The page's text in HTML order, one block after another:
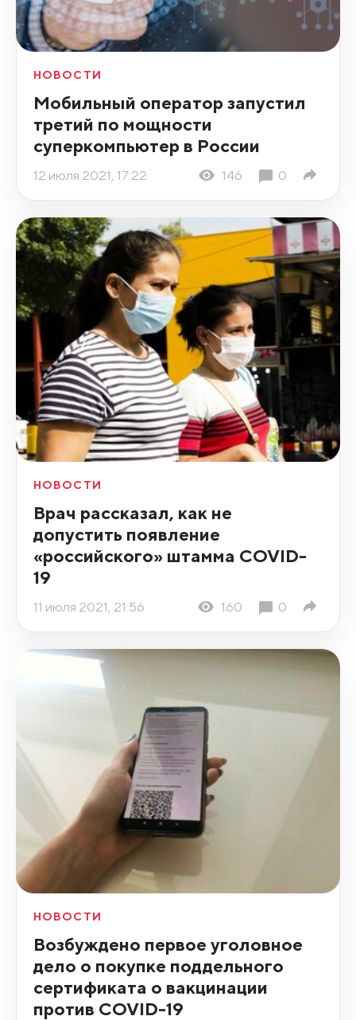
НОВОСТИ
Мобильный оператор запустил
третий по мощности
суперкомпьютер в России
12 июля 2021, 17:22 146 0
НОВОСТИ
Врач рассказал, как не
допустить появление
«российского» штамма COVID-
19
11 июля 2021, 21:56 160 0
НОВОСТИ
Возбуждено первое уголовное
дело о покупке поддельного
сертификата о вакцинации
против COVID-19